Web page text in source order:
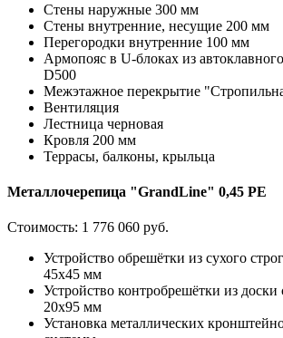
Стены наружные 300 мм
Стены внутренние, несущие 200 мм
Перегородки внутренние 100 мм
Армопояс в U-блоках из
D500
Межэтажное перекрытие
Вентиляция
Лестница черновая
Кровля 200 мм
Террасы, балконы, крыльца
Металлочерепица "GrandLine" 0,45 PE
Стоимость: 1 776 060 руб.
Устройство обрешётки из сухого
45х45 мм
Устройство контробрешётки из доски
20х95 мм
Установка металлических